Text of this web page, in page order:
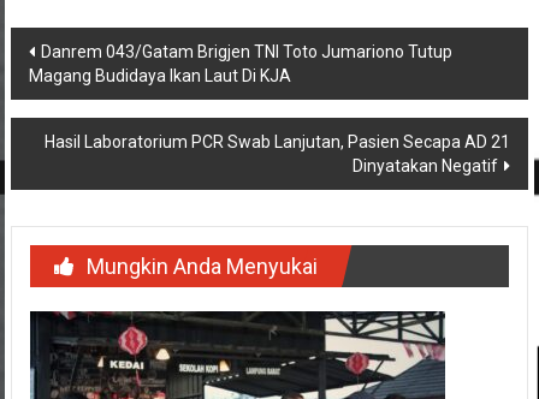
Navigasi
pos
Danrem 043/Gatam Brigjen TNI Toto Jumariono Tutup
Magang Budidaya Ikan Laut Di KJA
Hasil Laboratorium PCR Swab Lanjutan, Pasien Secapa AD 21
Dinyatakan Negatif
Mungkin Anda Menyukai